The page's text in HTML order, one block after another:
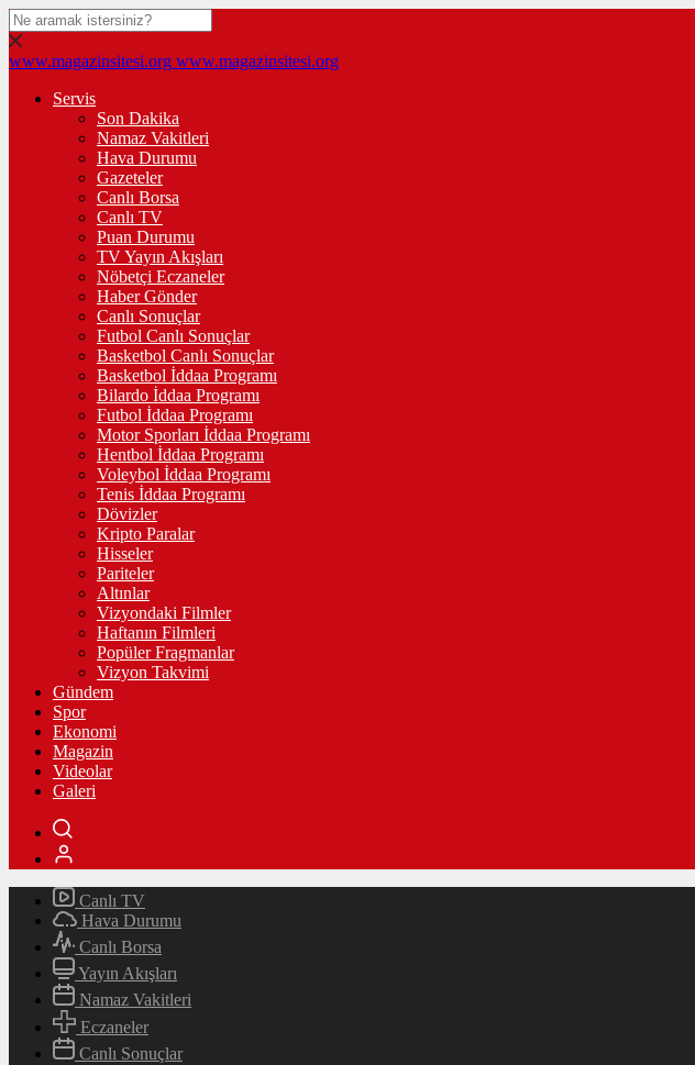
www.magazinsitesi.org www.magazinsitesi.org
Servis
Son Dakika
Namaz Vakitleri
Hava Durumu
Gazeteler
Canlı Borsa
Canlı TV
Puan Durumu
TV Yayın Akışları
Nöbetçi Eczaneler
Haber Gönder
Canlı Sonuçlar
Futbol Canlı Sonuçlar
Basketbol Canlı Sonuçlar
Basketbol İddaa Programı
Bilardo İddaa Programı
Futbol İddaa Programı
Motor Sporları İddaa Programı
Hentbol İddaa Programı
Voleybol İddaa Programı
Tenis İddaa Programı
Dövizler
Kripto Paralar
Hisseler
Pariteler
Altınlar
Vizyondaki Filmler
Haftanın Filmleri
Popüler Fragmanlar
Vizyon Takvimi
Gündem
Spor
Ekonomi
Magazin
Videolar
Galeri
Canlı TV
Hava Durumu
Canlı Borsa
Yayın Akışları
Namaz Vakitleri
Eczaneler
Canlı Sonuçlar